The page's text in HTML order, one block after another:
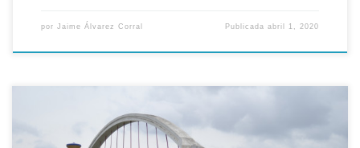
por Jaime Álvarez Corral Publicadaabril 1, 2020